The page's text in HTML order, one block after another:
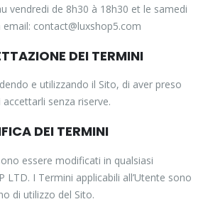
vendredi de 8h30 à 18h30 et le samedi
contact@luxshop5.com
DEI TERMINI
e utilizzando il Sito, di aver preso
senza riserve.
DEI TERMINI
essere modificati in qualsiasi
LTD. I Termini applicabili all’Utente sono
di utilizzo del Sito.